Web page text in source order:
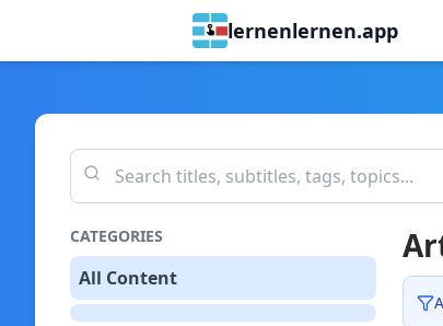
lernenlernen.app
CATEGORIES
All Content